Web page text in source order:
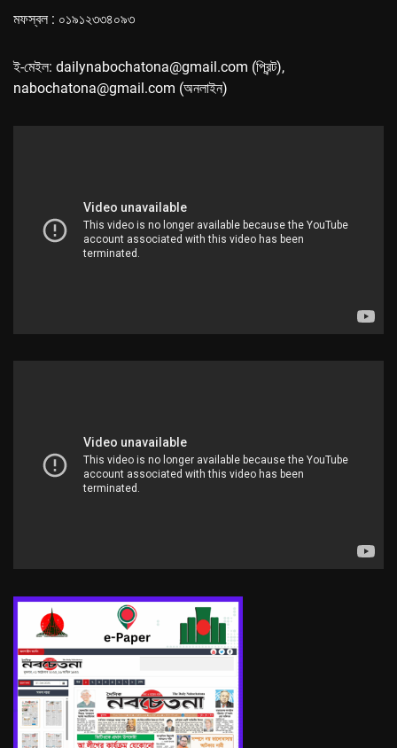
মফস্বল : ০১৯১২৩৩৪০৯৩
ই-মেইল: dailynabochatona@gmail.com (প্রিন্ট),
nabochatona@gmail.com (অনলাইন)